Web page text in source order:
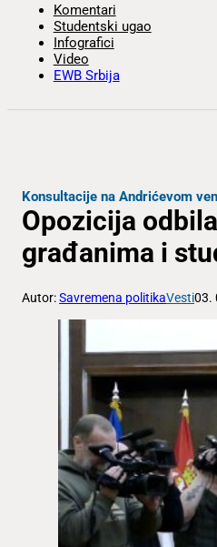
Komentari
Studentski ugao
Infografici
Video
EWB Srbija
Konsultacije na Andrićevom
Opozicija
građanima i
Autor:Savremena politikaVesti03.